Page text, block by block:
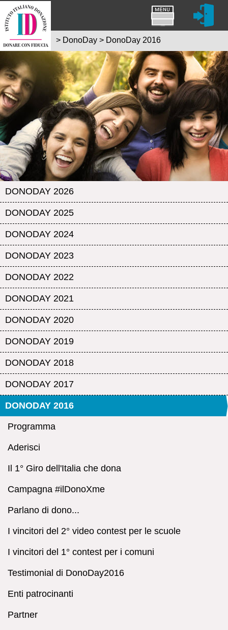
DONODAY 2026
DONODAY 2025
DONODAY 2024
DONODAY 2023
DONODAY 2022
DONODAY 2021
DONODAY 2020
DONODAY 2019
DONODAY 2018
DONODAY 2017
DONODAY 2016
Programma
Aderisci
Il 1° Giro dell'Italia che dona
Campagna #ilDonoXme
Parlano di dono...
I vincitori del 2° video contest per le scuole
I vincitori del 1° contest per i comuni
Testimonial di DonoDay2016
Enti patrocinanti
Partner
> DonoDay > DonoDay 2016